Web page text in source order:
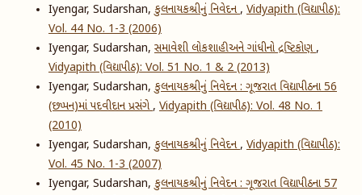
Iyengar, Sudarshan,કુલનાયકશ્રીનું નિવેદન, Vidyapith (વિદ્યાપીઠ):
Vol. 44 No. 1-3 (2006)
Iyengar, Sudarshan, સમાવેશી લોકશાહી અને ગાંધીનો દ્રષ્ટિકોણ,
Vidyapith (વિદ્યાપીઠ): Vol. 51 No. 1 & 2 (2013)
Iyengar, Sudarshan,કુલનાયકશ્રીનું નિવેદન : ગૂજરાત વિદ્યાપીઠના 56
(છપ્પન)માં પદવીદાન પ્રસંગે, Vidyapith (વિદ્યાપીઠ): Vol. 48 No. 1
(2010)
Iyengar, Sudarshan,કુલનાયકશ્રીનું નિવેદન, Vidyapith (વિદ્યાપીઠ):
Vol. 45 No. 1-3 (2007)
Iyengar, Sudarshan,કુલનાયકશ્રીનું નિવેદન : ગૂજરાત વિદ્યાપીઠના 57